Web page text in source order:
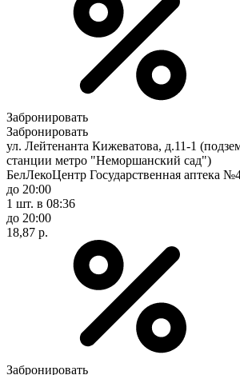
Забронировать
Забронировать
ул. Лейтенанта Кижеватова, д.11-1
станции метро "Неморшанский сад")
БелЛекоЦентр Государственная аптека
до 20:00
1 шт. в 08:36
до 20:00
18,87 р.
Забронировать